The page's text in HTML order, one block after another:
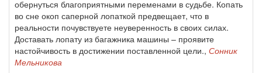
обернуться благоприятными переменами в судьбе. Копать
во сне окоп саперной лопаткой предвещает, что в
реальности почувствуете неуверенность в своих силах.
Доставать лопату из багажника машины – проявите
настойчивость в достижении поставленной цели., Сонник
Мельникова